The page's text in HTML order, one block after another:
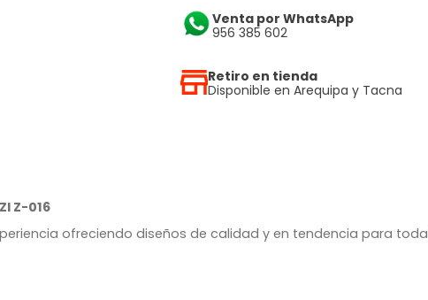
Venta por WhatsApp
956 385 602
Retiro en tienda
Disponible en Arequipa y Tacna
Z-016
ofreciendo diseños de calidad y en tendencia para